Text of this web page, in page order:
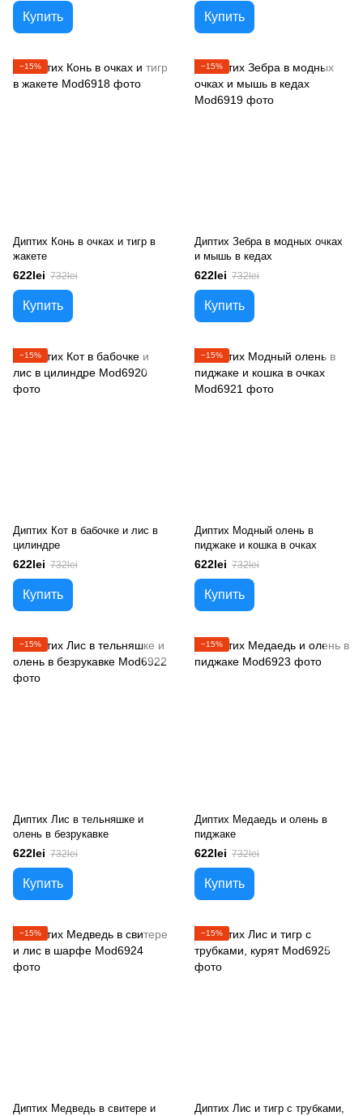
Купить Купить
−15%
Диптих Конь в очках и тигр в
жакете
622lei 732lei
Купить
−15%
Диптих Зебра в модных очках
и мышь в кедах
622lei 732lei
Купить
−15%
Диптих Кот в бабочке и лис в
цилиндре
622lei 732lei
Купить
−15%
Диптих Модный олень в
пиджаке и кошка в очках
622lei 732lei
Купить
−15%
Диптих Лис в тельняшке и
олень в безрукавке
622lei 732lei
Купить
−15%
Диптих Медаедь и олень в
пиджаке
622lei 732lei
Купить
−15%
Диптих Медведь в свитере и
−15%
Диптих Лис и тигр с трубками,